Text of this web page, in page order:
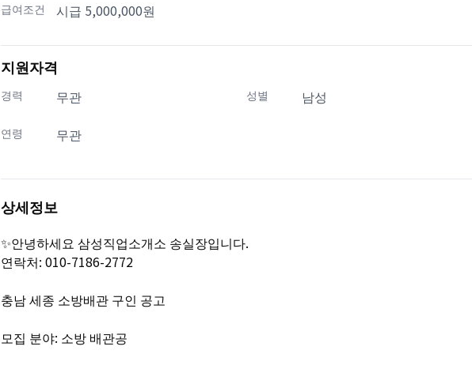
급여조건 시급 5,000,000원
지원자격
경력 무관 성별 남성
연령 무관
상세정보
✨안녕하세요 삼성직업소개소 송실장입니다.
연락처: 010-7186-2772
충남 세종 소방배관 구인 공고
모집 분야: 소방 배관공